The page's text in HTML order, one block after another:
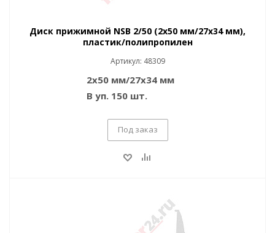
Диск прижимной NSB 2/50 (2x50 мм/27x34 мм),
пластик/полипропилен
Артикул: 48309
2x50 мм/27x34 мм
В уп. 150 шт.
Под заказ